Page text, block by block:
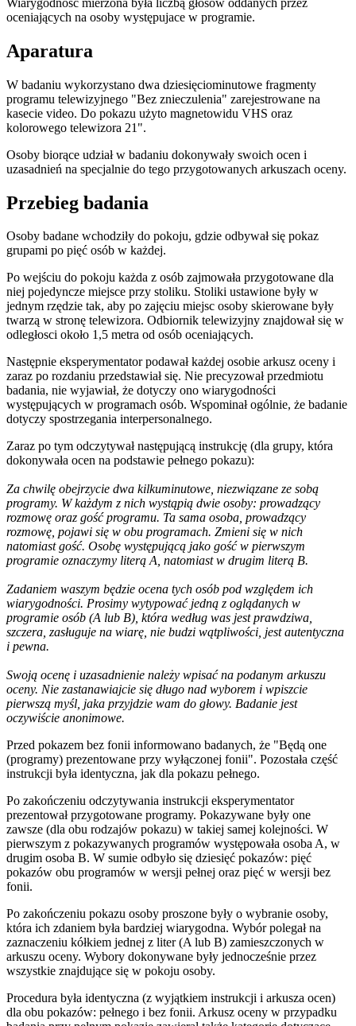
oceniających na osoby występujace w programie.
Aparatura
W badaniu wykorzystano dwa dziesięciominutowe fragmenty
programu telewizyjnego "Bez znieczulenia" zarejestrowane na
kasecie video. Do pokazu użyto magnetowidu VHS oraz
kolorowego telewizora 21".
Osoby biorące udział w badaniu dokonywały swoich ocen i
uzasadnień na specjalnie do tego przygotowanych arkuszach oceny.
Przebieg badania
Osoby badane wchodziły do pokoju, gdzie odbywał się pokaz
grupami po pięć osób w każdej.
Po wejściu do pokoju każda z osób zajmowała przygotowane dla
niej pojedyncze miejsce przy stoliku. Stoliki ustawione były w
jednym rzędzie tak, aby po zajęciu miejsc osoby skierowane były
twarzą w stronę telewizora. Odbiornik telewizyjny znajdował się w
odległosci około 1,5 metra od osób oceniających.
Następnie eksperymentator podawał każdej osobie arkusz oceny i
zaraz po rozdaniu przedstawiał się. Nie precyzował przedmiotu
badania, nie wyjawiał, że dotyczy ono wiarygodności
występujących w programach osób. Wspominał ogólnie, że badanie
dotyczy spostrzegania interpersonalnego.
Zaraz po tym odczytywał następującą instrukcję (dla grupy, która
dokonywała ocen na podstawie pełnego pokazu):
Za chwilę obejrzycie dwa kilkuminutowe, niezwiązane ze sobą
programy. W każdym z nich wystąpią dwie osoby: prowadzący
rozmowę oraz gość programu. Ta sama osoba, prowadzący
rozmowę, pojawi się w obu programach. Zmieni się w nich
natomiast gość. Osobę występującą jako gość w pierwszym
programie oznaczymy literą A, natomiast w drugim literą B.
Zadaniem waszym będzie ocena tych osób pod względem ich
wiarygodności. Prosimy wytypować jedną z oglądanych w
programie osób (A lub B), która według was jest prawdziwa,
szczera, zasługuje na wiarę, nie budzi wątpliwości, jest autentyczna
i pewna.
Swoją ocenę i uzasadnienie należy wpisać na podanym arkuszu
oceny. Nie zastanawiajcie się długo nad wyborem i wpiszcie
pierwszą myśl, jaka przyjdzie wam do głowy. Badanie jest
oczywiście anonimowe.
Przed pokazem bez fonii informowano badanych, że "Będą one
(programy) prezentowane przy wyłączonej fonii". Pozostała część
instrukcji była identyczna, jak dla pokazu pełnego.
Po zakończeniu odczytywania instrukcji eksperymentator
prezentował przygotowane programy. Pokazywane były one
zawsze (dla obu rodzajów pokazu) w takiej samej kolejności. W
pierwszym z pokazywanych programów występowała osoba A, w
drugim osoba B. W sumie odbyło się dziesięć pokazów: pięć
pokazów obu programów w wersji pełnej oraz pięć w wersji bez
fonii.
Po zakończeniu pokazu osoby proszone były o wybranie osoby,
która ich zdaniem była bardziej wiarygodna. Wybór polegał na
zaznaczeniu kółkiem jednej z liter (A lub B) zamieszczonych w
arkuszu oceny. Wybory dokonywane były jednocześnie przez
wszystkie znajdujące się w pokoju osoby.
Procedura była identyczna (z wyjątkiem instrukcji i arkusza ocen)
dla obu pokazów: pełnego i bez fonii. Arkusz oceny w przypadku